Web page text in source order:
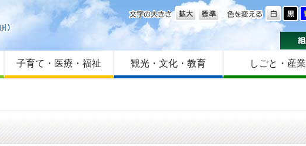
はじめての方へ
Foreign language
サイトマップ
色を変える
文字の大きさ
子育て・医療・福祉 観光・文化・教育 しごと・産業